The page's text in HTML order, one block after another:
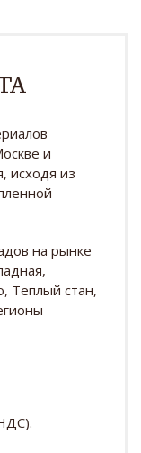
и
исходя из
на рынке
Теплый стан,